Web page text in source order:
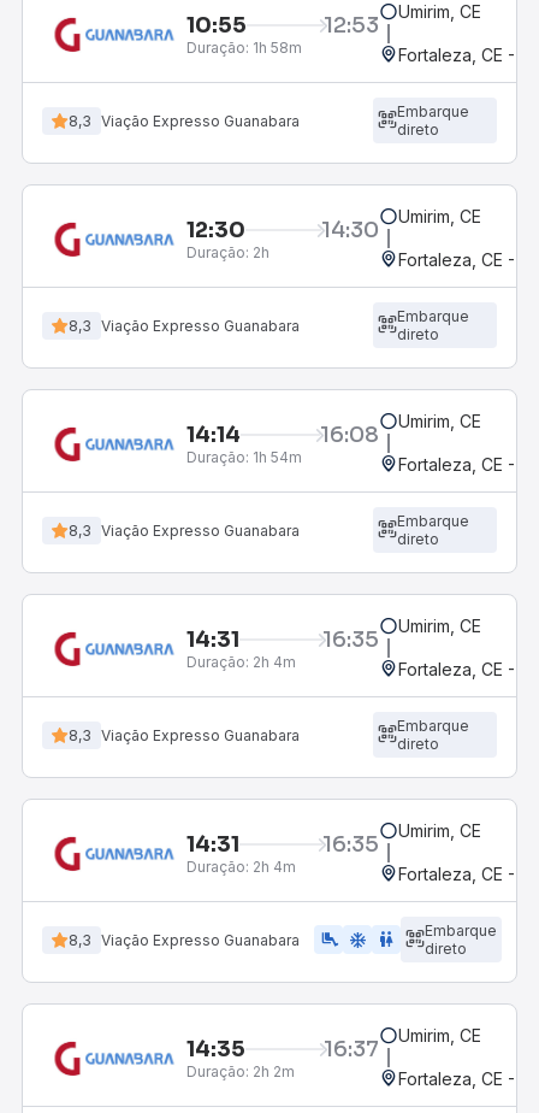
10:55 12:53
Duração: 1h 58m
Umirim, CE
Fortaleza, CE -
8,3 Viação Expresso Guanabara
Embarque
direto
12:30 14:30
Duração: 2h
Umirim, CE
Fortaleza, CE -
8,3 Viação Expresso Guanabara
Embarque
direto
14:14 16:08
Duração: 1h 54m
Umirim, CE
Fortaleza, CE -
8,3 Viação Expresso Guanabara
Embarque
direto
14:31 16:35
Duração: 2h 4m
Umirim, CE
Fortaleza, CE -
8,3 Viação Expresso Guanabara
Embarque
direto
14:31 16:35
Duração: 2h 4m
Umirim, CE
Fortaleza, CE -
8,3 Viação Expresso Guanabara airline_seat_legroom_extra ac_unit WC
Embarque
direto
14:35 16:37
Duração: 2h 2m
Umirim, CE
Fortaleza, CE -